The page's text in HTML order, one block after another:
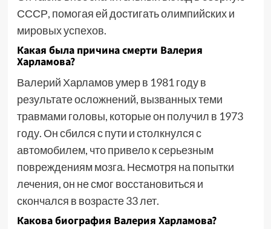
СССР, помогая ей достигать олимпийских и
мировых успехов.
Какая была причина смерти Валерия
Харламова?
Валерий Харламов умер в 1981 году в
результате осложнений, вызванных теми
травмами головы, которые он получил в 1973
году. Он сбился с пути и столкнулся с
автомобилем, что привело к серьезным
повреждениям мозга. Несмотря на попытки
лечения, он не смог восстановиться и
скончался в возрасте 33 лет.
Какова биография Валерия Харламова?